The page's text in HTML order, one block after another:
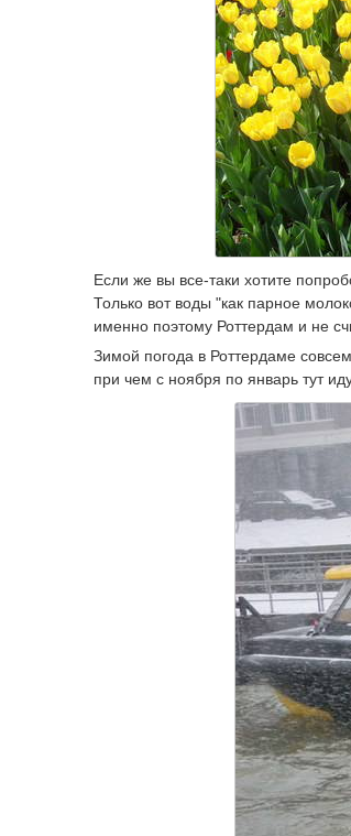
Если же вы все-таки хотите
Только вот воды "как парное
именно поэтому Роттердам и не
Зимой погода в Роттердаме
при чем с ноября по январь тут